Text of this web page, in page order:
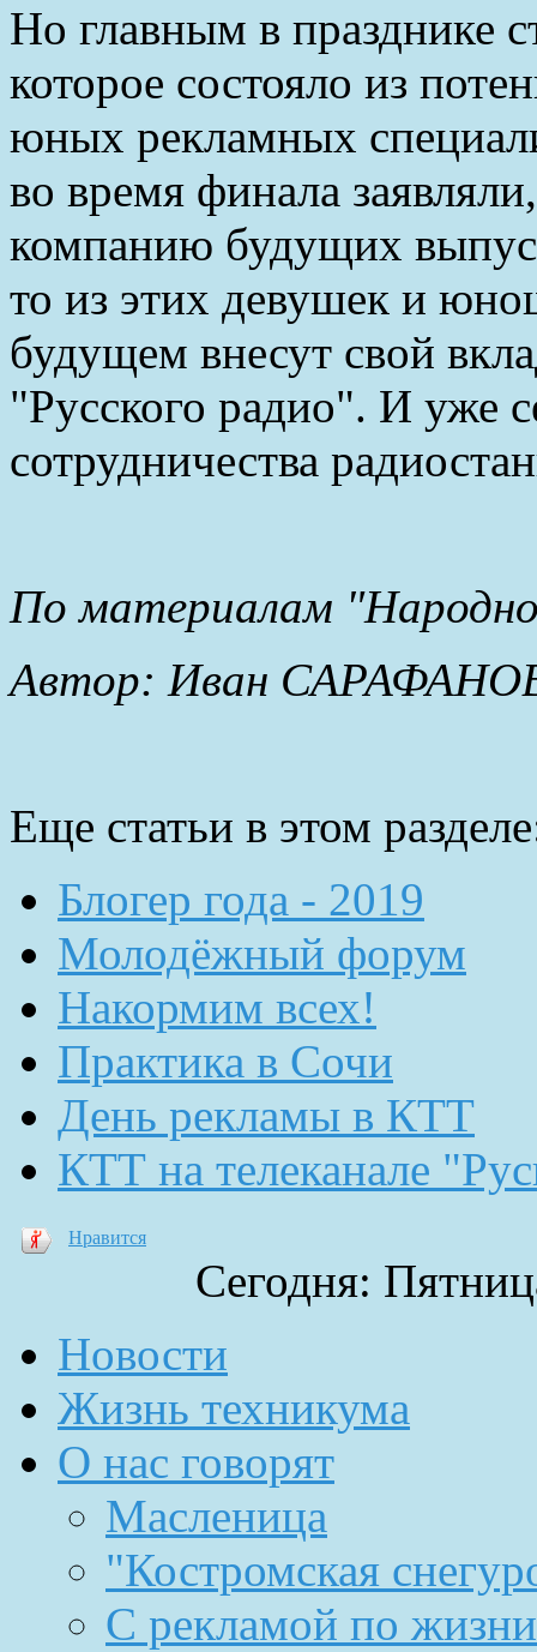
Но главным в празднике
которое состояло из
юных рекламных
во время финала
компанию будущих
то из этих девушек и
будущем внесут свой
"Русского радио". И уже
сотрудничества
По материалам
Автор: Иван
Еще статьи в этом
Блогер года - 2019
Молодёжный форум
Накормим всех!
Практика в Сочи
День рекламы в КТТ
КТТ на телеканале
Нравится
Сегодня:
Новости
Жизнь техникума
О нас говорят
Масленица
"Костромская
С рекламой по